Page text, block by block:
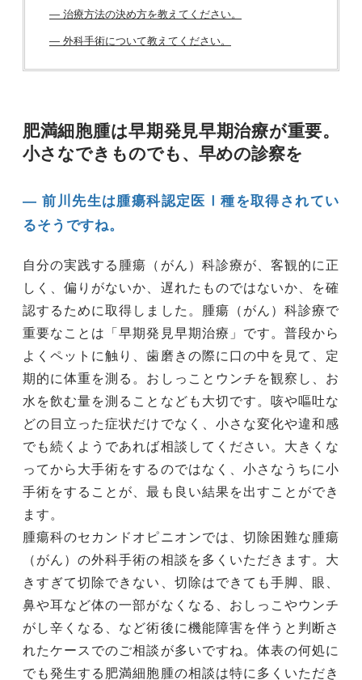
― 治療方法の決め方を教えてください。
― 外科手術について教えてください。
肥満細胞腫は早期発見早期治療が重要。
小さなできものでも、早めの診察を
― 前川先生は腫瘍科認定医Ⅰ種を取得されてい
るそうですね。
自分の実践する腫瘍（がん）科診療が、客観的に正
しく、偏りがないか、遅れたものではないか、を確
認するために取得しました。腫瘍（がん）科診療で
重要なことは「早期発見早期治療」です。普段から
よくペットに触り、歯磨きの際に口の中を見て、定
期的に体重を測る。おしっことウンチを観察し、お
水を飲む量を測ることなども大切です。咳や嘔吐な
どの目立った症状だけでなく、小さな変化や違和感
でも続くようであれば相談してください。大きくな
ってから大手術をするのではなく、小さなうちに小
手術をすることが、最も良い結果を出すことができ
ます。
腫瘍科のセカンドオピニオンでは、切除困難な腫瘍
（がん）の外科手術の相談を多くいただきます。大
きすぎて切除できない、切除はできても手脚、眼、
鼻や耳など体の一部がなくなる、おしっこやウンチ
がし辛くなる、など術後に機能障害を伴うと判断さ
れたケースでのご相談が多いですね。体表の何処に
でも発生する肥満細胞腫の相談は特に多くいただき